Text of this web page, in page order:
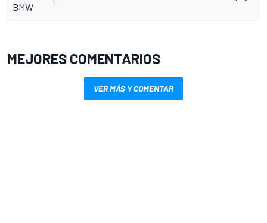
BMW
MEJORES COMENTARIOS
VER MÁS Y COMENTAR